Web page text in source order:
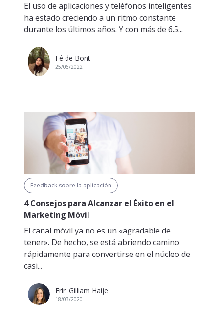
El uso de aplicaciones y teléfonos inteligentes
ha estado creciendo a un ritmo constante
durante los últimos años. Y con más de 6.5...
Fé de Bont
25/06/2022
Feedback sobre la aplicación
4 Consejos para Alcanzar el Éxito en el
Marketing Móvil
El canal móvil ya no es un «agradable de
tener». De hecho, se está abriendo camino
rápidamente para convertirse en el núcleo de
casi...
Erin Gilliam Haije
18/03/2020